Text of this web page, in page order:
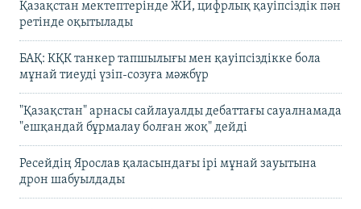
Қазақстан мектептерінде ЖИ, цифрлық қауіпсіздік пән
ретінде оқытылады
БАҚ: КҚК танкер тапшылығы мен қауіпсіздікке бола
мұнай тиеуді үзіп-созуға мәжбүр
"Қазақстан" арнасы сайлауалды дебаттағы сауалнамада
"ешқандай бұрмалау болған жоқ" дейді
Ресейдің Ярослав қаласындағы ірі мұнай зауытына
дрон шабуылдады